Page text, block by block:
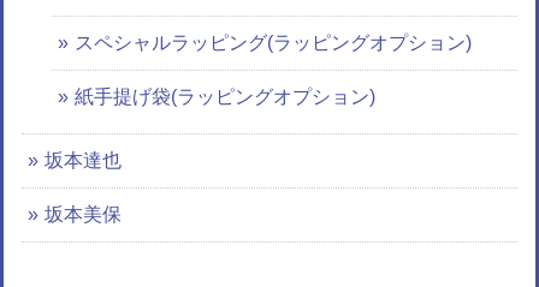
スペシャルラッピング(ラッピングオプション)
紙手提げ袋(ラッピングオプション)
坂本達也
坂本美保